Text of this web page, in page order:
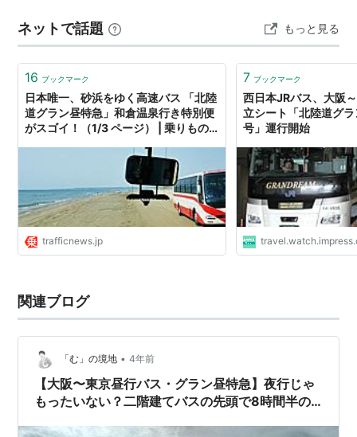
について知りたい…
ネットで話題 もっと見る
16 ブックマーク
日本唯一、砂浜をゆく高速バス 「北陸
道グラン昼特急」和倉温泉行き特別便
がスゴイ！（1/3 ページ） | 乗りもの
trafficnews.jp
7 ブックマーク
西日本JRバス、大阪
立シート「北陸道グ
号」運行開始
関連ブログ
「む」の境地 • 4年前
【大阪〜東京昼行バス・グラン昼特急】夜行じゃ
もったいない？二階建てバスの先頭で8時間半の